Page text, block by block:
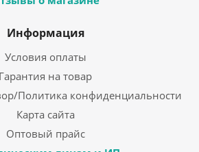
Информация
Условия оплаты
Гарантия на товар
Политика конфиденциальности
Карта сайта
Оптовый прайс